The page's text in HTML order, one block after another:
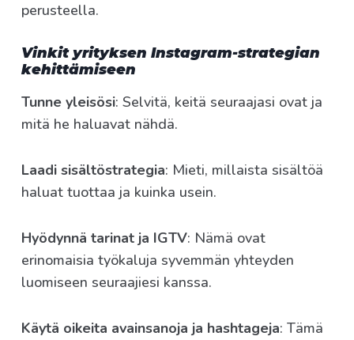
perusteella.
Vinkit yrityksen Instagram-strategian
kehittämiseen
Tunne yleisösi: Selvitä, keitä seuraajasi ovat ja
mitä he haluavat nähdä.
Laadi sisältöstrategia: Mieti, millaista sisältöä
haluat tuottaa ja kuinka usein.
Hyödynnä tarinat ja IGTV: Nämä ovat
erinomaisia työkaluja syvemmän yhteyden
luomiseen seuraajiesi kanssa.
Käytä oikeita avainsanoja ja hashtageja: Tämä